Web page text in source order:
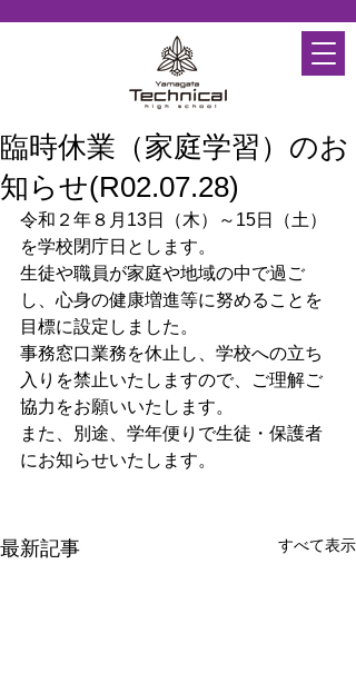
臨時休業（家庭学習）のお
知らせ(R02.07.28)
令和２年８月13日（木）～15日（土）
を学校閉庁日とします。
生徒や職員が家庭や地域の中で過ご
し、心身の健康増進等に努めることを
目標に設定しました。
事務窓口業務を休止し、学校への立ち
入りを禁止いたしますので、ご理解ご
協力をお願いいたします。
また、別途、学年便りで生徒・保護者
にお知らせいたします。
最新記事 すべて表示